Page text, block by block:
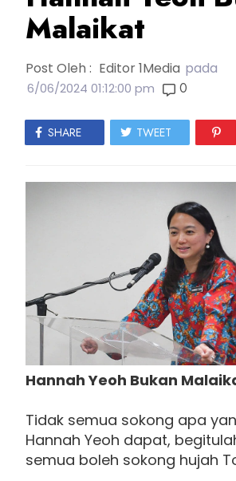
Malaikat
Post Oleh : Editor 1Media pada
6/06/2024 01:12:00 pm 0
SHARE TWEET
Hannah Yeoh Bukan
Tidak semua sokong apa
Hannah Yeoh dapat,
semua boleh sokong hujah